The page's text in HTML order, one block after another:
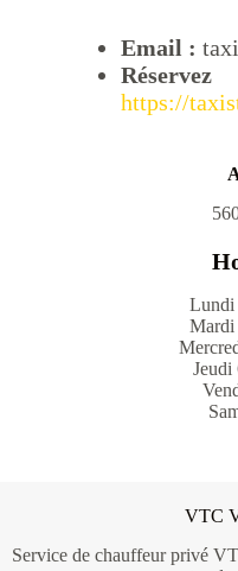
Email :
https://
Lundi
Mardi
Jeudi
VTC
Service de chauffeur privé